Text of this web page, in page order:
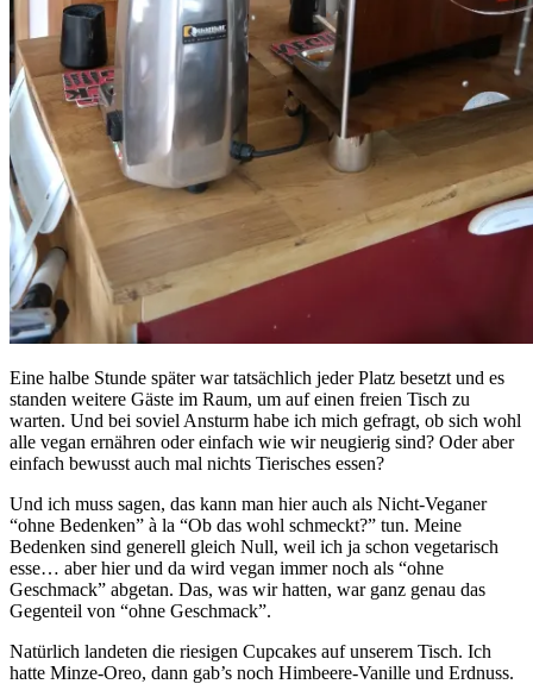
Eine halbe Stunde später war tatsächlich jeder Platz besetzt und es
standen weitere Gäste im Raum, um auf einen freien Tisch zu
warten. Und bei soviel Ansturm habe ich mich gefragt, ob sich wohl
alle vegan ernähren oder einfach wie wir neugierig sind? Oder aber
einfach bewusst auch mal nichts Tierisches essen?
Und ich muss sagen, das kann man hier auch als Nicht-Veganer
“ohne Bedenken” à la “Ob das wohl schmeckt?” tun. Meine
Bedenken sind generell gleich Null, weil ich ja schon vegetarisch
esse… aber hier und da wird vegan immer noch als “ohne
Geschmack” abgetan. Das, was wir hatten, war ganz genau das
Gegenteil von “ohne Geschmack”.
Natürlich landeten die riesigen Cupcakes auf unserem Tisch. Ich
hatte Minze-Oreo, dann gab’s noch Himbeere-Vanille und Erdnuss.